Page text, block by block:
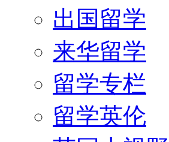
出国留学
来华留学
留学专栏
留学英伦